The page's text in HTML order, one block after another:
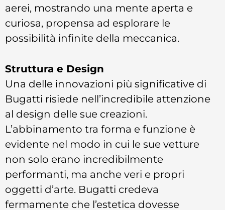
aerei, mostrando una mente aperta e
curiosa, propensa ad esplorare le
possibilità infinite della meccanica.
Struttura e Design
Una delle innovazioni più significative di
Bugatti risiede nell’incredibile attenzione
al design delle sue creazioni.
L’abbinamento tra forma e funzione è
evidente nel modo in cui le sue vetture
non solo erano incredibilmente
performanti, ma anche veri e propri
oggetti d’arte. Bugatti credeva
fermamente che l’estetica dovesse